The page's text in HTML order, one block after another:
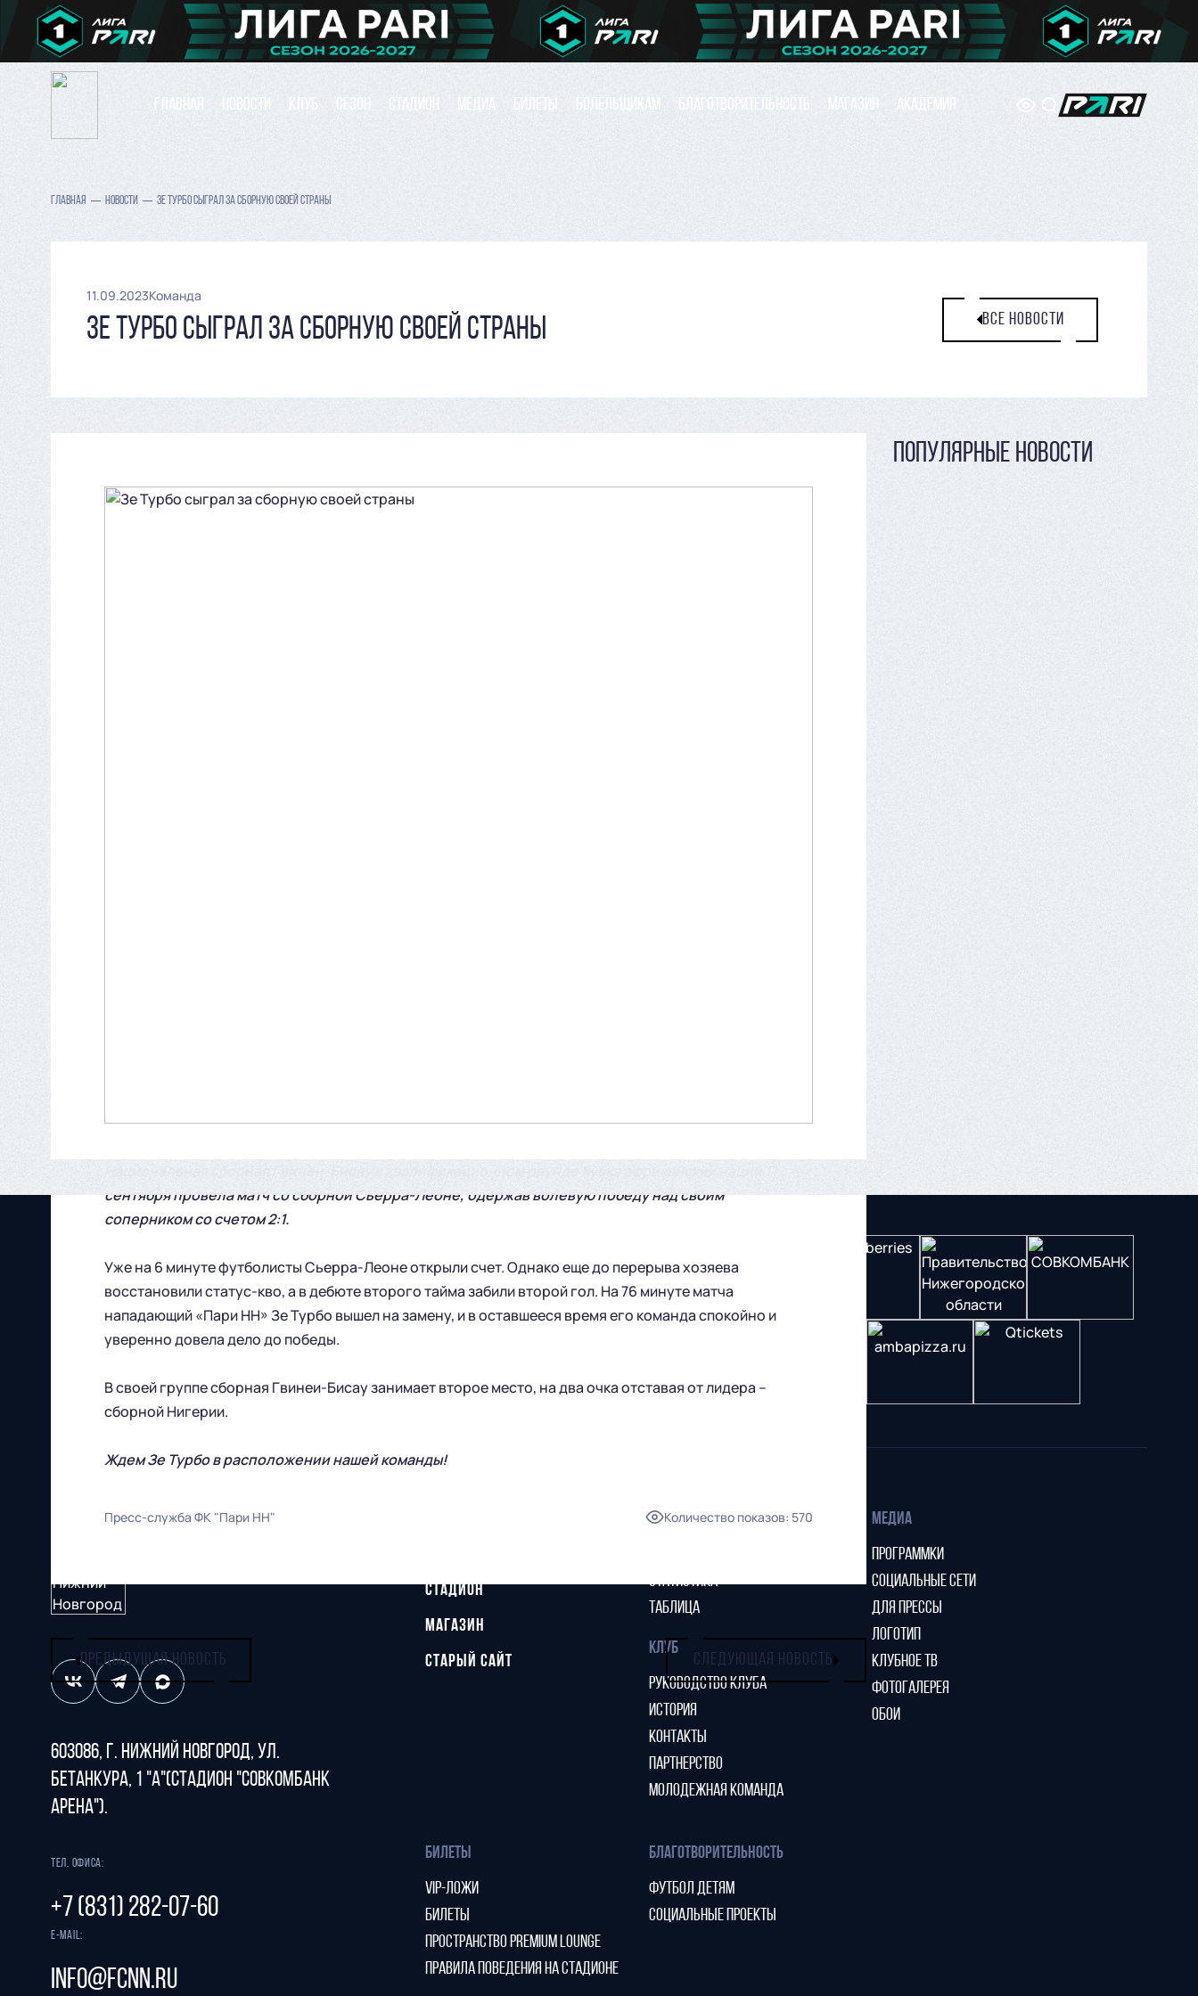
ГЛАВНАЯ НОВОСТИ КЛУБ СЕЗОН СТАДИОН МЕДИА БИЛЕТЫ БОЛЕЛЬЩИКАМ БЛАГОТВОРИТЕЛЬНОСТЬ МАГАЗИН АКАДЕМИЯ
ГЛАВНАЯ НОВОСТИ ЗЕ ТУРБО СЫГРАЛ ЗА СБОРНУЮ СВОЕЙ СТРАНЫ
11.09.2023Команда
ЗЕ ТУРБО СЫГРАЛ ЗА СБОРНУЮ СВОЕЙ СТРАНЫ ВСЕ НОВОСТИ
сентября провела матч со сборной Сьерра-Леоне, одержав волевую победу над своим
соперником со счетом 2:1.
Уже на 6 минуте футболисты Сьерра-Леоне открыли счет. Однако еще до перерыва хозяева
восстановили статус-кво, а в дебюте второго тайма забили второй гол. На 76 минуте матча
нападающий «Пари НН» Зе Турбо вышел на замену, и в оставшееся время его команда спокойно и
уверенно довела дело до победы.
В своей группе сборная Гвинеи-Бисау занимает второе место, на два очка отставая от лидера –
сборной Нигерии.
Ждем Зе Турбо в расположении нашей команды!
Пресс-служба ФК "Пари НН" Количество показов: 570
ПРЕДЫДУЩАЯ НОВОСТЬ СЛЕДУЮЩАЯ НОВОСТЬ
ПОПУЛЯРНЫЕ НОВОСТИ
603086, г. Нижний Новгород, ул.
Бетанкура, 1 "А"(стадион "СОВКОМБАНК
АРЕНА").
Тел. офиса:
+7 (831) 282-07-60
E-mail:
info@fcnn.ru
СТАДИОН
МАГАЗИН
СТАРЫЙ САЙТ
СЕЗОН
СТАТИСТИКА
ТАБЛИЦА
КЛУБ
РУКОВОДСТВО КЛУБА
ИСТОРИЯ
КОНТАКТЫ
ПАРТНЕРСТВО
МОЛОДЕЖНАЯ КОМАНДА
МЕДИА
ПРОГРАММКИ
СОЦИАЛЬНЫЕ СЕТИ
ДЛЯ ПРЕССЫ
ЛОГОТИП
КЛУБНОЕ ТВ
ФОТОГАЛЕРЕЯ
ОБОИ
БИЛЕТЫ
VIP-ЛОЖИ
БИЛЕТЫ
ПРОСТРАНСТВО PREMIUM LOUNGE
ПРАВИЛА ПОВЕДЕНИЯ НА СТАДИОНЕ
БЛАГОТВОРИТЕЛЬНОСТЬ
ФУТБОЛ ДЕТЯМ
СОЦИАЛЬНЫЕ ПРОЕКТЫ